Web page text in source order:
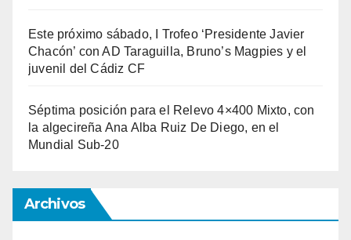
Este próximo sábado, I Trofeo ‘Presidente Javier
Chacón’ con AD Taraguilla, Bruno’s Magpies y el
juvenil del Cádiz CF
Séptima posición para el Relevo 4×400 Mixto, con
la algecireña Ana Alba Ruiz De Diego, en el
Mundial Sub-20
Archivos